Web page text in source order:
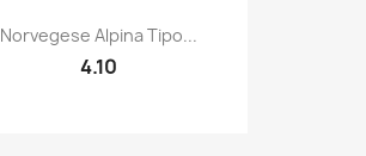
Quick view
Norvegese Alpina Tipo...
4.10